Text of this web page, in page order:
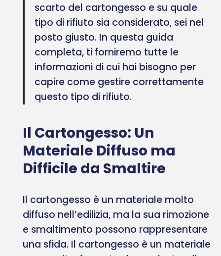
scarto del cartongesso e su quale
tipo di rifiuto sia considerato, sei nel
posto giusto. In questa guida
completa, ti forniremo tutte le
informazioni di cui hai bisogno per
capire come gestire correttamente
questo tipo di rifiuto.
Il Cartongesso: Un
Materiale Diffuso ma
Difficile da Smaltire
Il cartongesso è un materiale molto
diffuso nell’edilizia, ma la sua rimozione
e smaltimento possono rappresentare
una sfida. Il cartongesso è un materiale